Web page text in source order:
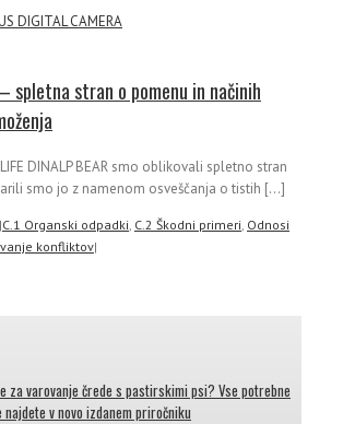
spletna stran o pomenu in načinih
DINALP BEAR smo oblikovali spletno stran
smo jo z namenom osveščanja o tistih [...]
|C.1 Organski odpadki, C.2 Škodni primeri, Odnosi
konfliktov|
za varovanje črede s pastirskimi psi? Vse potrebne
v novo izdanem priročniku